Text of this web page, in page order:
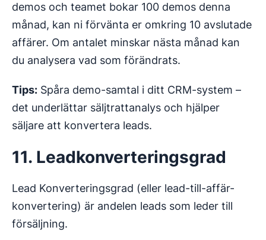
demos och teamet bokar 100 demos denna
månad, kan ni förvänta er omkring 10 avslutade
affärer. Om antalet minskar nästa månad kan
du analysera vad som förändrats.
Tips: Spåra demo-samtal i ditt CRM-system –
det underlättar säljtrattanalys och hjälper
säljare att konvertera leads.
11. Leadkonverteringsgrad
Lead Konverteringsgrad (eller lead-till-affär-
konvertering) är andelen leads som leder till
försäljning.